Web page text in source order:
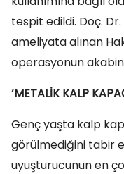
tespit edildi. Doç.
ameliyata alınan
operasyonun
‘METALİK KALP
Genç yaşta kalp
görülmediğini tabir
uyuşturucunun en